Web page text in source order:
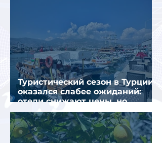
Туристический сезон в Турции
оказался слабее ожиданий:
отели снижают цены, но
загрузка остается низкой